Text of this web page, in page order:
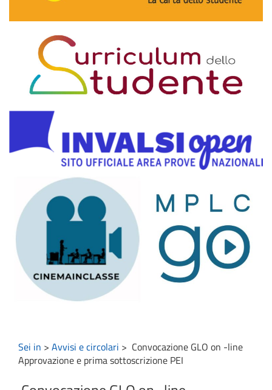
Sei in > Avvisi e circolari > Convocazione GLO on -line
Approvazione e prima sottoscrizione PEI